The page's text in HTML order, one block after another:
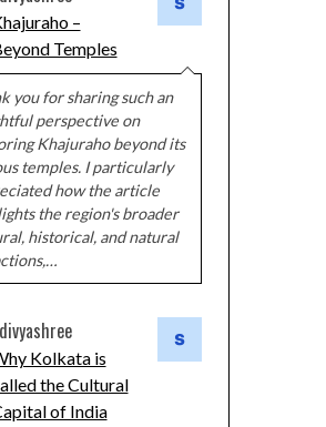
–
Temples
you for sharing such an
perspective on
Khajuraho beyond its
temples. I particularly
how the article
the region's broader
historical, and natural
Kolkata is
the Cultural
of India